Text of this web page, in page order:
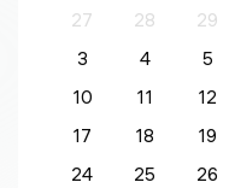
27
28 29
3
4 5
10
11 12
17
18 19
24
25 26